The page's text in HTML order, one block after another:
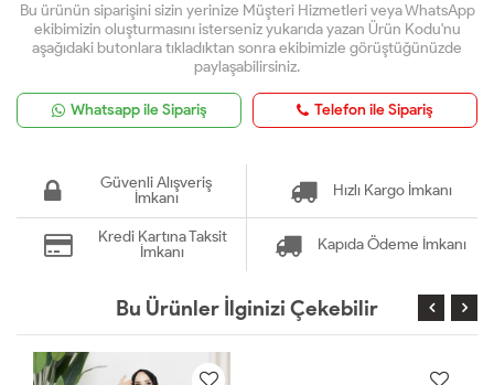
Bu ürünün siparişini sizin yerinize Müşteri Hizmetleri veya WhatsApp
ekibimizin oluşturmasını isterseniz yukarıda yazan Ürün Kodu'nu
aşağıdaki butonlara tıkladıktan sonra ekibimizle görüştüğünüzde
paylaşabilirsiniz.
Whatsapp ile Sipariş Telefon ile Sipariş
Güvenli Alışveriş
İmkanı
Hızlı Kargo İmkanı
Kredi Kartına Taksit
İmkanı
Kapıda Ödeme İmkanı
Bu Ürünler İlginizi Çekebilir